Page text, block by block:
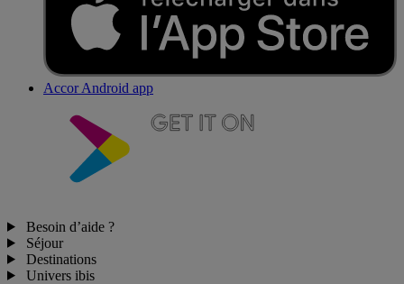
Accor Android app
Besoin d’aide ?
Séjour
Destinations
Univers ibis